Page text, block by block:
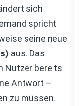
sich
spricht
seine neue
aus. Das
Nutzer bereits
Antwort –
zu müssen.